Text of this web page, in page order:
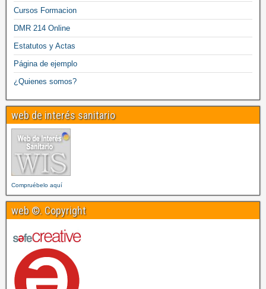
Cursos Formacion
DMR 214 Online
Estatutos y Actas
Página de ejemplo
¿Quienes somos?
web de interés sanitario
Compruébelo aquí
web ©. Copyright